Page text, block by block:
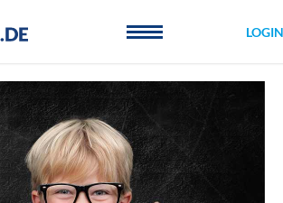
LOGIN